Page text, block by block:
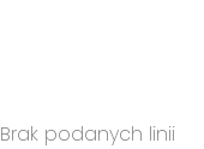
Brak podanych linii